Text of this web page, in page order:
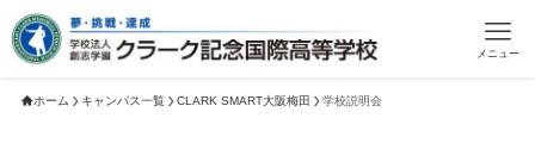
メニュー
ホーム キャンパス一覧 CLARK SMART大阪梅田 学校説明会